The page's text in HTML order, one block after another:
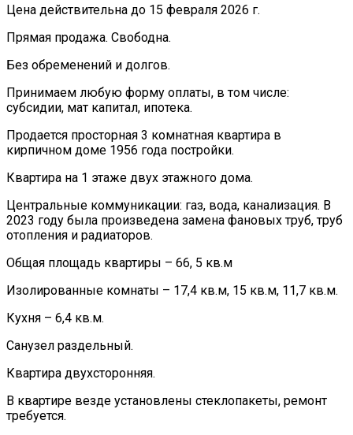
Цена действительна до 15 февраля 2026 г.
Прямая продажа. Свободна.
Без обременений и долгов.
Принимаем любую форму оплаты, в том числе:
субсидии, мат капитал, ипотека.
Продается просторная 3 комнатная квартира в
кирпичном доме 1956 года постройки.
Квартира на 1 этаже двух этажного дома.
Центральные коммуникации: газ, вода, канализация. В
2023 году была произведена замена фановых труб, труб
отопления и радиаторов.
Общая площадь квартиры – 66, 5 кв.м
Изолированные комнаты – 17,4 кв.м, 15 кв.м, 11,7 кв.м.
Кухня – 6,4 кв.м.
Санузел раздельный.
Квартира двухсторонняя.
В квартире везде установлены стеклопакеты, ремонт
требуется.